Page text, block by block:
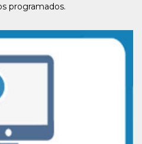
programados.